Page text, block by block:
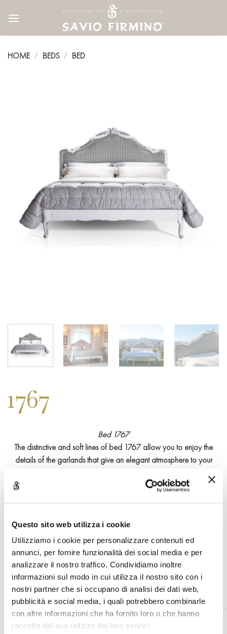
Questo sito web utilizza i cookie
Utilizziamo i cookie per personalizzare contenuti ed
annunci, per fornire funzionalità dei social media e per
analizzare il nostro traffico. Condividiamo inoltre
informazioni sul modo in cui utilizza il nostro sito con i
nostri partner che si occupano di analisi dei dati web,
pubblicità e social media, i quali potrebbero combinarle
con altre informazioni che ha fornito loro o che hanno
raccolto dal suo utilizzo dei loro servizi.
HOME / BEDS / BED
1767
Bed 1767
The distinctive and soft lines of bed 1767 allow you to enjoy the
details of the garlands that give an elegant atmosphere to your
The bed handmade by Italian craftsmen is perfect for your classic
RICHIEDI INFORMAZIONI
RELATED PRODUCTS